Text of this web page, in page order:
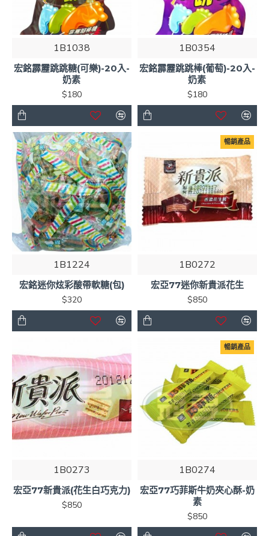
1B1038
宏銘霹靂跳跳糖(可樂)-20入-
奶素
$180
1B0354
宏銘霹靂跳跳棒(葡萄)-20入-
奶素
$180
1B1224
宏銘迷你炫彩酸帶軟糖(包)
$320
暢銷產品
1B0272
宏亞77迷你新貴派花生
$850
1B0273
宏亞77新貴派(花生白巧克力)
$850
暢銷產品
1B0274
宏亞77巧菲斯牛奶夾心酥-奶
素
$850